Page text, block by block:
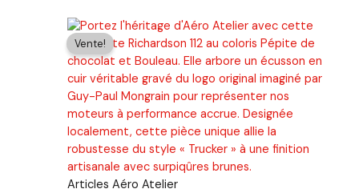
Vente!
Articles Aéro Atelier